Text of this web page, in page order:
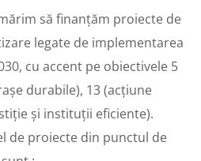
să finanțăm proiecte de
legate de implementarea
cu accent pe obiectivele 5
durabile), 13 (acțiune
și instituții eficiente).
de proiecte din punctul de